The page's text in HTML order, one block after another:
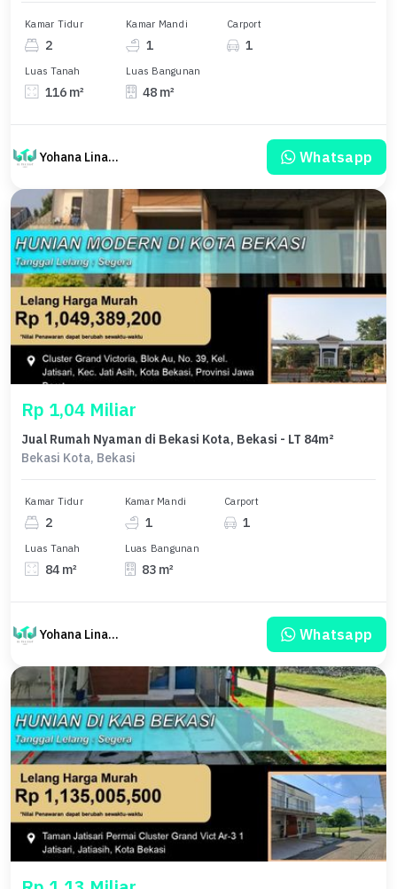
Kamar Tidur
2
Kamar Mandi
1
Carport
1
Luas Tanah
116 m²
Luas Bangunan
48 m²
Yohana Linawati Sutanto Whatsapp
Rp 1,04 Miliar
Jual Rumah Nyaman di Bekasi Kota, Bekasi - LT 84m²
Bekasi Kota, Bekasi
Kamar Tidur
2
Kamar Mandi
1
Carport
1
Luas Tanah
84 m²
Luas Bangunan
83 m²
Yohana Linawati Sutanto Whatsapp